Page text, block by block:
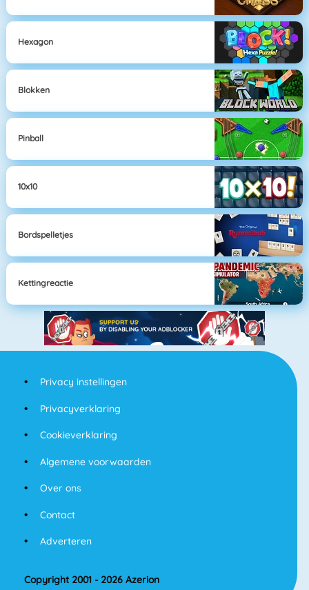
Hexagon
Blokken
Pinball
10x10
Bordspelletjes
Kettingreactie
Privacy instellingen
Privacyverklaring
Cookieverklaring
Algemene voorwaarden
Over ons
Contact
Adverteren
Copyright 2001 - 2026 Azerion